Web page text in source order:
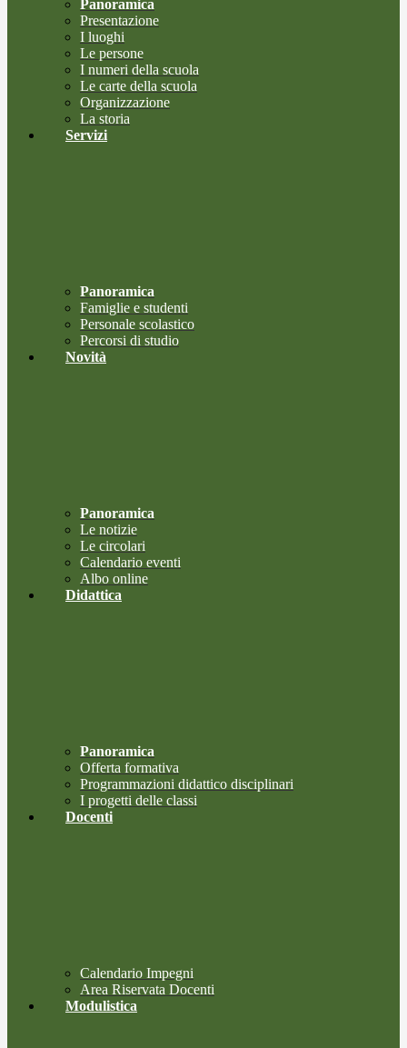
Panoramica
Presentazione
I luoghi
Le persone
I numeri della scuola
Le carte della scuola
Organizzazione
La storia
Servizi
Panoramica
Famiglie e studenti
Personale scolastico
Percorsi di studio
Novità
Panoramica
Le notizie
Le circolari
Calendario eventi
Albo online
Didattica
Panoramica
Offerta formativa
Programmazioni didattico disciplinari
I progetti delle classi
Docenti
Calendario Impegni
Area Riservata Docenti
Modulistica